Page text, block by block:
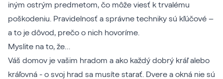
iným ostrým predmetom, čo môže viesť k trvalému
poškodeniu. Pravidelnosť a správne techniky sú kľúčové –
a to je dôvod, prečo o nich hovoríme.
Myslite na to, že…
Váš domov je vašim hradom a ako každý dobrý kráľ alebo
kráľovná - o svoj hrad sa musíte starať. Dvere a okná nie sú